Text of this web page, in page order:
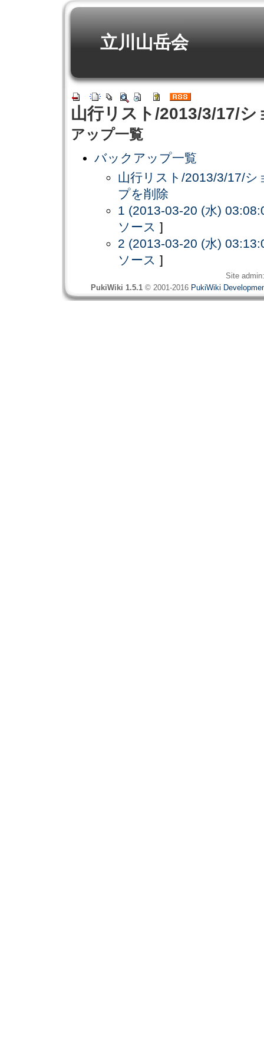
立川山岳会
山行リスト/2013/3/17/シ
アップ一覧
バックアップ一覧
山行リスト/2013/3/17/
プを削除
1 (2013-03-20 (水)
ソース ]
2 (2013-03-20 (水)
ソース ]
Site
PukiWiki 1.5.1 © 2001-2016 PukiWiki